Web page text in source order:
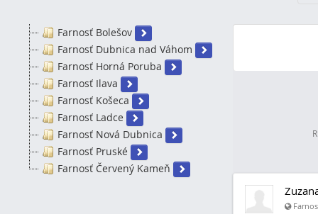
Farnosť Bolešov
Farnosť Dubnica nad Váhom
Farnosť Horná Poruba
Farnosť Ilava
Farnosť Košeca
Farnosť Ladce
Farnosť Nová Dubnica
Farnosť Pruské
Farnosť Červený Kameň